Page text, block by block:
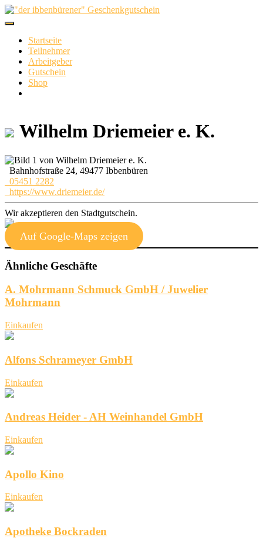
Skip
to
Startseite
Teilnehmer
Arbeitgeber
Gutschein
Shop
Wilhelm Driemeier e. K.
Bahnhofstraße 24, 49477 Ibbenbüren
05451 2282
https://www.driemeier.de/
Wir akzeptieren den Stadtgutschein.
Auf Google-Maps zeigen
Ähnliche Geschäfte
A. Mohrmann Schmuck GmbH / Juwelier
Mohrmann
Einkaufen
Alfons Schrameyer GmbH
Einkaufen
Andreas Heider - AH Weinhandel GmbH
Einkaufen
Apollo Kino
Einkaufen
Apotheke Bockraden